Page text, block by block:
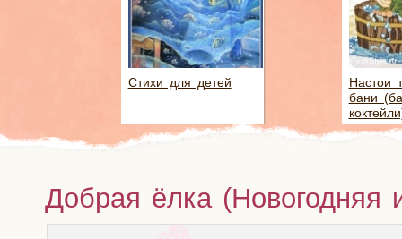
Стихи для детей
Настои
бани
Добрая ёлка (Новогодняя